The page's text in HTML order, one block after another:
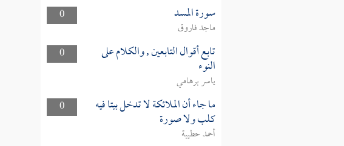
0
سورة المسد
ماجد فاروق
0
تابع أقوال التابعين , والكلام على
النوء
ياسر برهامي
0
ما جاء أن الملائكة لا تدخل بيتا فيه
كلب ولا صورة
أحمد حطيبة